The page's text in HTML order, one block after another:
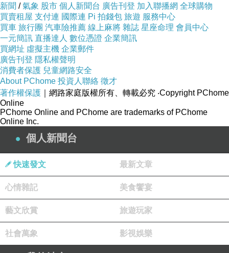
潔員的公務員生涯、財產、與人權。
台灣的司法確實有嚴重的病。
這種病並非是「恐龍法官」這樣簡單的因素就能造
成；而是從整個法律系教育、司法人員選任制度、
司法文化的僵化思維、司法對政商名流的偏袒、司
法人員的顏色立場、司法對庶民的懶於關注、司法
對何謂憲法精神與人權價值的認識....全都出了嚴重
問題。
自誇為民主國家的台灣，卻還有如此病態落伍的司
法制度，實在讓全體國民蒙羞。
2025-12-18 FB
新聞 /氣象 股市 個人新聞台 廣告刊登 加入聯播網 全球購物
買賣租屋 支付連 國際連 Pi 拍錢包 旅遊 服務中心
買車 旅行團 汽車險推薦 線上麻將 雜誌 星座命理 會員中心
一元簡訊 直播達人 數位憑證 企業簡訊
買網址 虛擬主機 企業郵件
廣告刊登 隱私權聲明
消費者保護 兒童網路安全
About PChome 投資人聯絡 徵才
著作權保護 ｜網路家庭版權所有、轉載必究 ‧Copyright PChome
Online
PChome Online and PChome are trademarks of PChome
Online Inc.
個人新聞台
快速發文 最新文章
心情雜記 美食饗宴
藝文欣賞 旅遊玩家
社會萬象 影視娛樂